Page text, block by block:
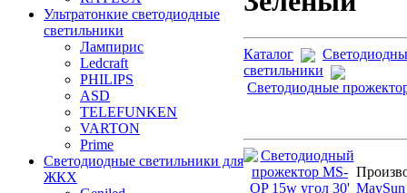
Ультратонкие светодиодные
светильники
Лампирис
Ledcraft
PHILIPS
ASD
TELEFUNKEN
VARTON
Prime
Светодиодные светильники для
ЖКХ
Каталог
светильники
Светодиодные
MaySun